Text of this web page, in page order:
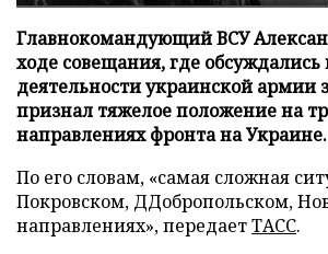
Главнокомандующий ВСУ
ходе совещания, где обсуждались
деятельности украинской армии
признал тяжелое положение на
направлениях фронта на Украине.
По его словам, «самая сложная
Покровском, ДДобропольском,
направлениях», передаетТАСС.